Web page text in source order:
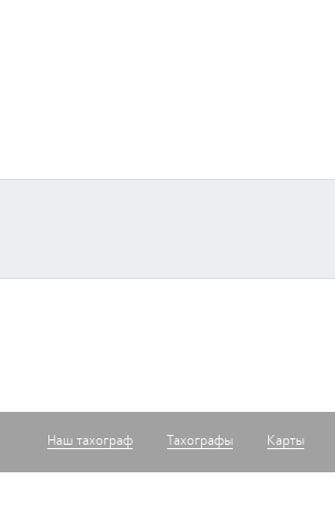
Наш тахограф Тахографы Карты